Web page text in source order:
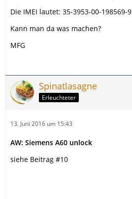
Die IMEI lautet: 35-3953-00-198569-9
Kann man da was machen?
MFG
Spinatlasagne
Erleuchteter
13. Juni 2016 um 15:43
AW: Siemens A60 unlock
siehe Beitrag #10